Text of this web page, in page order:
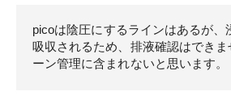
picoは陰圧にするラインはあるが、
吸収されるため、排液確認はできま
ーン管理に含まれないと思います。